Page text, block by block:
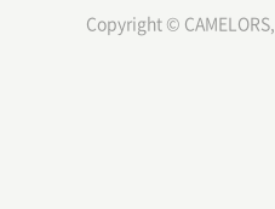
Copyright ©